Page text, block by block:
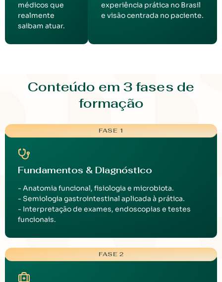
médicos que
realmente
saibam atuar.
experiência prática no Brasil
e visão centrada no paciente.
Conteúdo em 3 fases de
formação
FASE 1
Fundamentos & Diagnóstico
- Anatomia funcional, fisiologia e microbiota.
- Semiologia gastrointestinal aplicada à prática.
- Interpretação de exames, endoscopias e testes
funcionais.
FASE 2